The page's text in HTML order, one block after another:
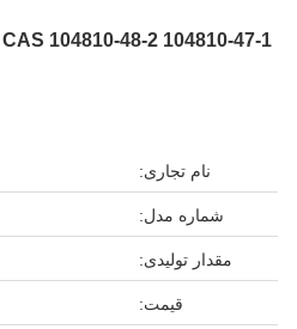
نام تجاری:
شماره مدل:
مقدار تولیدی:
قیمت: